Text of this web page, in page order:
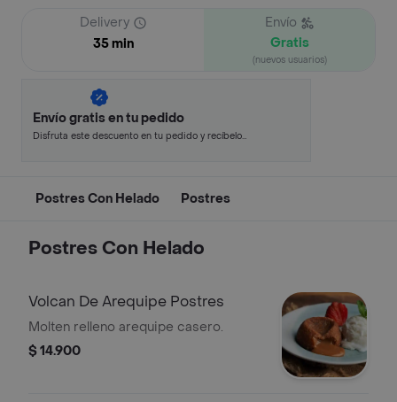
Delivery
35 min
Envío
Gratis
(nuevos usuarios)
Envío gratis en tu pedido
Disfruta este descuento en tu pedido y recíbelo
Postres Con Helado Postres
Postres Con Helado
Volcan De Arequipe Postres
Molten relleno arequipe casero.
$ 14.900